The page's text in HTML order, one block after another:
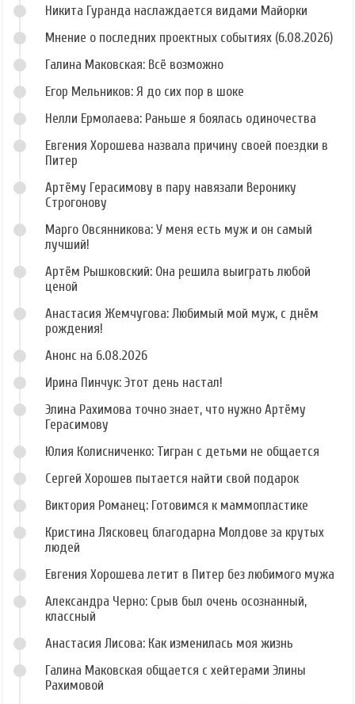
Никита Гуранда наслаждается видами Майорки
Мнение о последних проектных событиях (6.08.2026)
Галина Маковская: Всё возможно
Егор Мельников: Я до сих пор в шоке
Нелли Ермолаева: Раньше я боялась одиночества
Евгения Хорошева назвала причину своей поездки в
Питер
Артёму Герасимову в пару навязали Веронику
Строгонову
Марго Овсянникова: У меня есть муж и он самый
лучший!
Артём Рышковский: Она решила выиграть любой
ценой
Анастасия Жемчугова: Любимый мой муж, с днём
рождения!
Анонс на 6.08.2026
Ирина Пинчук: Этот день настал!
Элина Рахимова точно знает, что нужно Артёму
Герасимову
Юлия Колисниченко: Тигран с детьми не общается
Сергей Хорошев пытается найти свой подарок
Виктория Романец: Готовимся к маммопластике
Кристина Лясковец благодарна Молдове за крутых
людей
Евгения Хорошева летит в Питер без любимого мужа
Александра Черно: Срыв был очень осознанный,
классный
Анастасия Лисова: Как изменилась моя жизнь
Галина Маковская общается с хейтерами Элины
Рахимовой